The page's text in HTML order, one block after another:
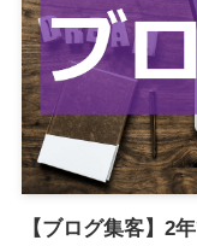
【ブログ集客】2